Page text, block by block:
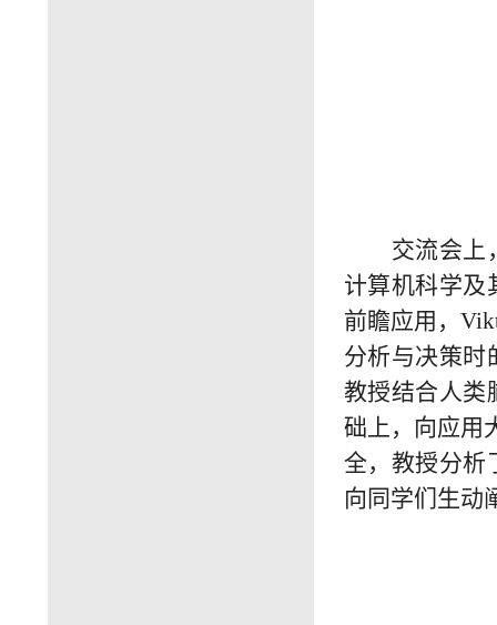
交流会上
计算机科学及
前瞻应用，
分析与决策时
教授结合人类
础上，向应用
全，教授分析
向同学们生动